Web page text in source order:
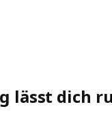
lässt dich